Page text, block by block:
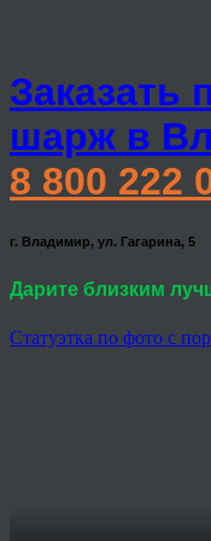
Заказать
шарж в
8 800 222
г. Владимир, ул. Гагарина, 5
Дарите близким
Статуэтка по фото с